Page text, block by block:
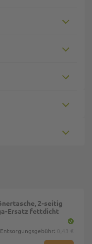
2-seitig
Ersatz fettdicht
Entsorgungsgebühr: